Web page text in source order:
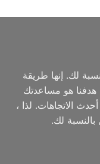
لك. إنها طريقة
هدفنا هو مساعدتك
الاتجاهات. لذا ،
لك.